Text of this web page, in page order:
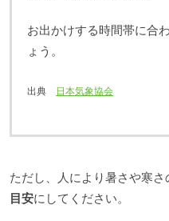
お出かけする時間帯に合
ょう。
出典 日本気象協会
ただし、人により暑さや寒さ
目安にしてください。